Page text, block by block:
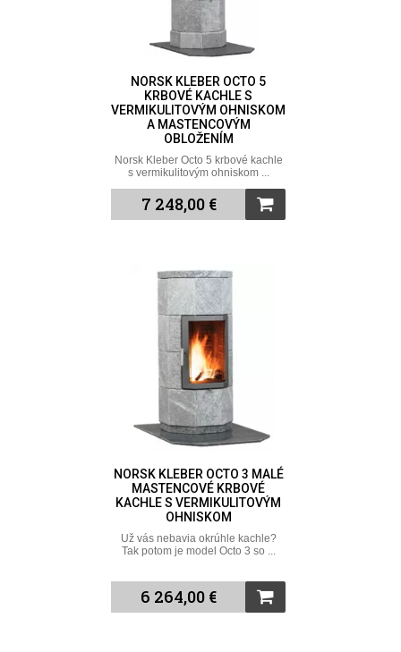
NORSK KLEBER OCTO 5
KRBOVÉ KACHLE S
VERMIKULITOVÝM OHNISKOM
A MASTENCOVÝM
OBLOŽENÍM
Norsk Kleber Octo 5 krbové kachle
s vermikulitovým ohniskom ...
7 248,00 €
NORSK KLEBER OCTO 3 MALÉ
MASTENCOVÉ KRBOVÉ
KACHLE S VERMIKULITOVÝM
OHNISKOM
Už vás nebavia okrúhle kachle?
Tak potom je model Octo 3 so ...
6 264,00 €